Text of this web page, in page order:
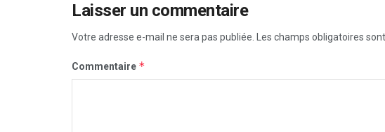
Laisser un commentaire
Votre adresse e-mail ne sera pas publiée. Les champs obligatoires
Commentaire *